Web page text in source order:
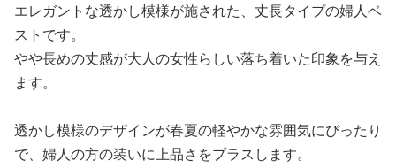
エレガントな透かし模様が施された、丈長タイプの婦人ベ
ストです。
やや長めの丈感が大人の女性らしい落ち着いた印象を与え
ます。
透かし模様のデザインが春夏の軽やかな雰囲気にぴったり
で、婦人の方の装いに上品さをプラスします。